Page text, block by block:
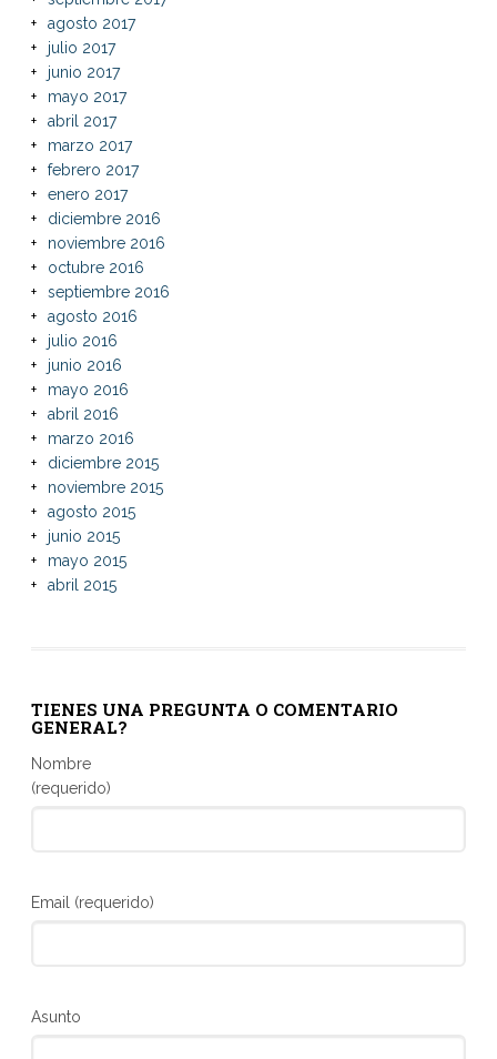
agosto 2017
julio 2017
junio 2017
mayo 2017
abril 2017
marzo 2017
febrero 2017
enero 2017
diciembre 2016
noviembre 2016
octubre 2016
septiembre 2016
agosto 2016
julio 2016
junio 2016
mayo 2016
abril 2016
marzo 2016
diciembre 2015
noviembre 2015
agosto 2015
junio 2015
mayo 2015
abril 2015
TIENES UNA PREGUNTA O COMENTARIO
GENERAL?
Nombre
(requerido)
Email (requerido)
Asunto